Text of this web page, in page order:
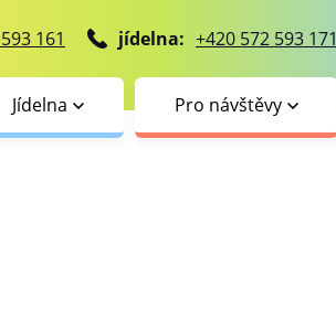
161 jídelna: +420 572 593 171
Jídelna Pro návštěvy